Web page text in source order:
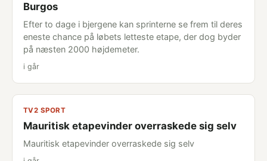
Burgos
Efter to dage i bjergene kan sprinterne se frem til deres
eneste chance på løbets letteste etape, der dog byder
på næsten 2000 højdemeter.
i går
TV2 SPORT
Mauritisk etapevinder overraskede sig selv
Mauritisk etapevinder overraskede sig selv